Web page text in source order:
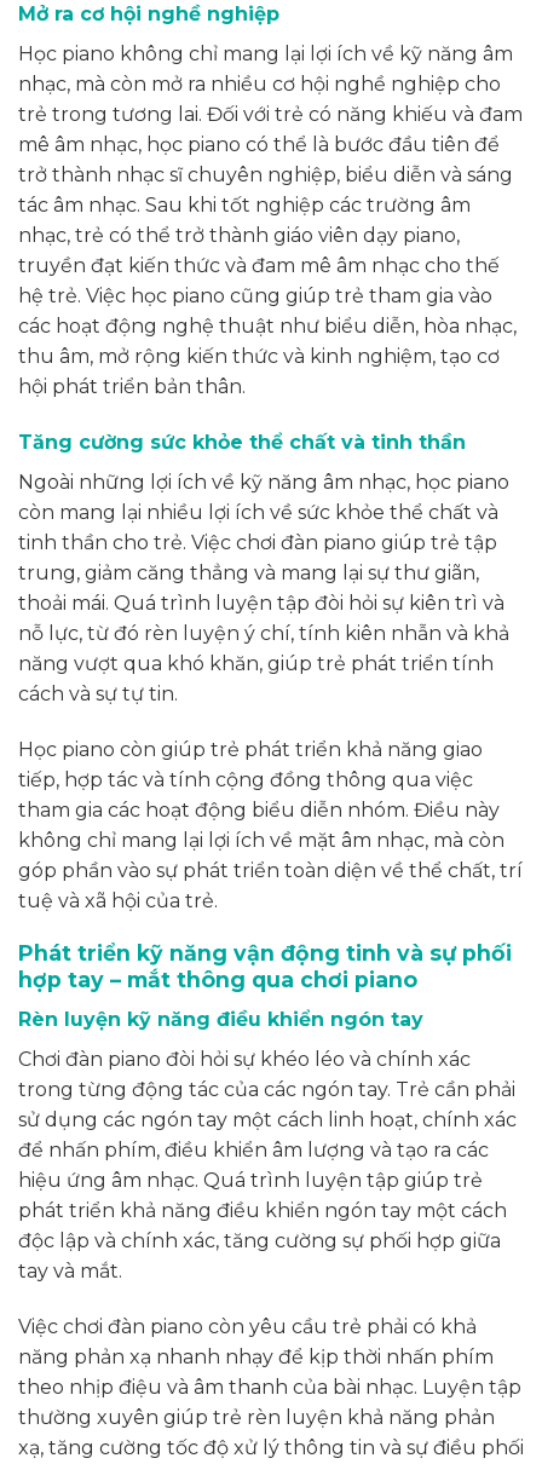
Mở ra cơ hội nghề nghiệp
Học piano không chỉ mang lại lợi ích về kỹ năng âm
nhạc, mà còn mở ra nhiều cơ hội nghề nghiệp cho
trẻ trong tương lai. Đối với trẻ có năng khiếu và đam
mê âm nhạc, học piano có thể là bước đầu tiên để
trở thành nhạc sĩ chuyên nghiệp, biểu diễn và sáng
tác âm nhạc. Sau khi tốt nghiệp các trường âm
nhạc, trẻ có thể trở thành giáo viên dạy piano,
truyền đạt kiến thức và đam mê âm nhạc cho thế
hệ trẻ. Việc học piano cũng giúp trẻ tham gia vào
các hoạt động nghệ thuật như biểu diễn, hòa nhạc,
thu âm, mở rộng kiến thức và kinh nghiệm, tạo cơ
hội phát triển bản thân.
Tăng cường sức khỏe thể chất và tinh thần
Ngoài những lợi ích về kỹ năng âm nhạc, học piano
còn mang lại nhiều lợi ích về sức khỏe thể chất và
tinh thần cho trẻ. Việc chơi đàn piano giúp trẻ tập
trung, giảm căng thẳng và mang lại sự thư giãn,
thoải mái. Quá trình luyện tập đòi hỏi sự kiên trì và
nỗ lực, từ đó rèn luyện ý chí, tính kiên nhẫn và khả
năng vượt qua khó khăn, giúp trẻ phát triển tính
cách và sự tự tin.
Học piano còn giúp trẻ phát triển khả năng giao
tiếp, hợp tác và tính cộng đồng thông qua việc
tham gia các hoạt động biểu diễn nhóm. Điều này
không chỉ mang lại lợi ích về mặt âm nhạc, mà còn
góp phần vào sự phát triển toàn diện về thể chất, trí
tuệ và xã hội của trẻ.
Phát triển kỹ năng vận động tinh và sự phối
hợp tay – mắt thông qua chơi piano
Rèn luyện kỹ năng điều khiển ngón tay
Chơi đàn piano đòi hỏi sự khéo léo và chính xác
trong từng động tác của các ngón tay. Trẻ cần phải
sử dụng các ngón tay một cách linh hoạt, chính xác
để nhấn phím, điều khiển âm lượng và tạo ra các
hiệu ứng âm nhạc. Quá trình luyện tập giúp trẻ
phát triển khả năng điều khiển ngón tay một cách
độc lập và chính xác, tăng cường sự phối hợp giữa
tay và mắt.
Việc chơi đàn piano còn yêu cầu trẻ phải có khả
năng phản xạ nhanh nhạy để kịp thời nhấn phím
theo nhịp điệu và âm thanh của bài nhạc. Luyện tập
thường xuyên giúp trẻ rèn luyện khả năng phản
xạ, tăng cường tốc độ xử lý thông tin và sự điều phối